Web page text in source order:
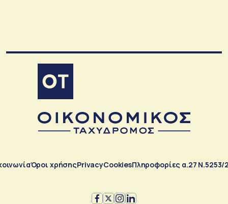
Όροι χρήσηςPrivacyCookiesΠληροφορίες α.27 Ν.5253/